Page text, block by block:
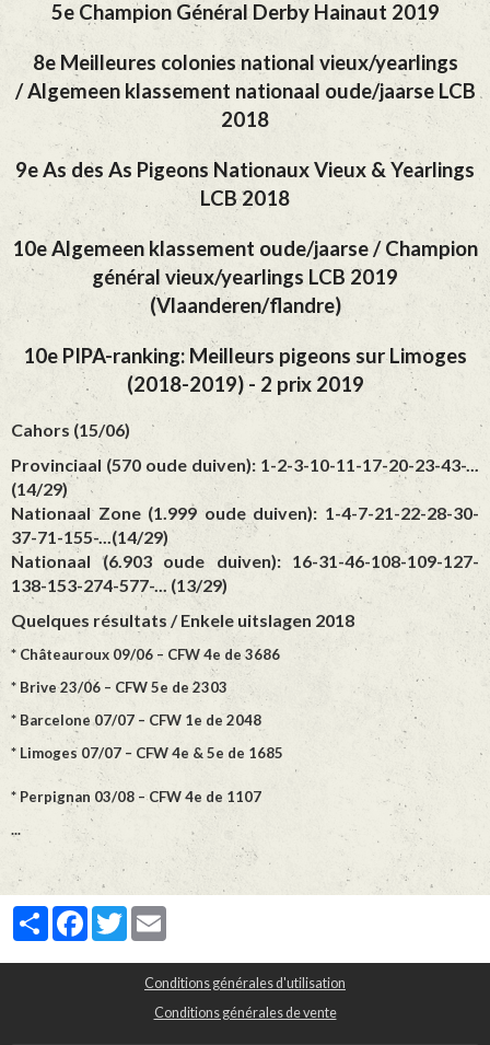
5e Champion Général Derby Hainaut 2019
8e Meilleures colonies national vieux/yearlings
/ Algemeen klassement nationaal oude/jaarse LCB
2018
9e As des As Pigeons Nationaux Vieux & Yearlings
LCB 2018
10e Algemeen klassement oude/jaarse / Champion
général vieux/yearlings LCB 2019
(Vlaanderen/flandre)
10e PIPA-ranking: Meilleurs pigeons sur Limoges
(2018-2019) - 2 prix 2019
Cahors (15/06)
Provinciaal (570 oude duiven): 1-2-3-10-11-17-20-23-43-...
(14/29)
Nationaal Zone (1.999 oude duiven): 1-4-7-21-22-28-30-
37-71-155-...(14/29)
Nationaal (6.903 oude duiven): 16-31-46-108-109-127-
138-153-274-577-... (13/29)
Quelques résultats / Enkele uitslagen 2018
* Châteauroux 09/06 – CFW 4e de 3686
* Brive 23/06 – CFW 5e de 2303
* Barcelone 07/07 – CFW 1e de 2048
* Limoges 07/07 – CFW 4e & 5e de 1685
* Perpignan 03/08 – CFW 4e de 1107
...
PartagerFacebook
Twitter
Conditions générales d'utilisation
Conditions générales de vente